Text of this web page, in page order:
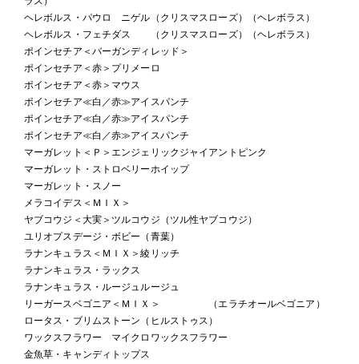
ヘレボルス・パウロ ニゲル（クリスマスローズ）（ヘレボラス）
ヘレボルス・フェチダス （クリスマスローズ）（ヘレボラス）
ポインセチア＜バーガンディレッド＞
ポインセチア＜赤＞プリメーロ
ポインセチア＜赤＞マウス
ポインセチア≪白／赤≫アイスパンチ
ポインセチア≪白／赤≫アイスパンチ
ポインセチア≪白／赤≫アイスパンチ
マーガレット＜Ｐ＞エンジェリックジャイアントピンク
マーガレット・ストロベリーホイップ
マーガレット・スノー
メラコイデス＜ＭＩＸ＞
ヤブコウジ＜大実＞ツルコウジ（ツル性ヤブコウジ）
ユリオプスデージ・ボビー（青葉）
ラナンキュラス＜ＭＩＸ＞綾リッチ
ラナンキュラス・ラックス
ラナンキュラス・ルージュルージュ
リーガースベゴニア＜ＭＩＸ＞ （エラチオールベゴニア）
ロータス・ブリムストーン（ヒルストゥス）
ワックスフラワー マイクロワックスフラワー
金魚草・キャンディトップス